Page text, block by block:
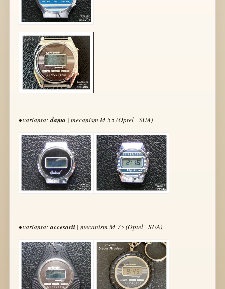
• varianta:dama | mecanism M-55 (Optel - SUA)
• varianta:accesorii | mecanism M-75 (Optel - SUA)